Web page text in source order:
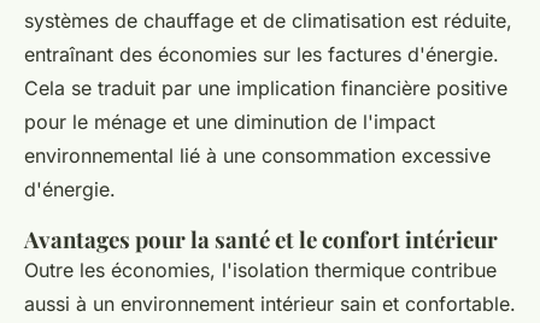
systèmes de chauffage et de climatisation est réduite,
entraînant des économies sur les factures d'énergie.
Cela se traduit par une implication financière positive
pour le ménage et une diminution de l'impact
environnemental lié à une consommation excessive
d'énergie.
Avantages pour la santé et le confort intérieur
Outre les économies, l'isolation thermique contribue
aussi à un environnement intérieur sain et confortable.